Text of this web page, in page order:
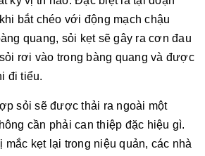
bắt chéo với động mạch chậu
quang, sỏi kẹt sẽ gây ra cơn đau
rơi vào trong bàng quang và được
đi tiểu.
sỏi sẽ được thải ra ngoài một
cần phải can thiệp đặc hiệu gì.
mắc kẹt lại trong niệu quản, các nhà